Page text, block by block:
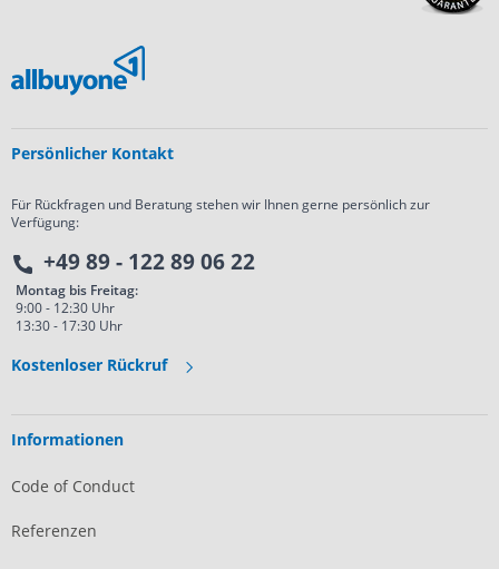
Persönlicher Kontakt
Für Rückfragen und Beratung stehen wir Ihnen gerne persönlich zur
Verfügung:
+49 89 - 122 89 06 22
Montag bis Freitag:
9:00 - 12:30 Uhr
13:30 - 17:30 Uhr
Kostenloser Rückruf
Informationen
Code of Conduct
Referenzen